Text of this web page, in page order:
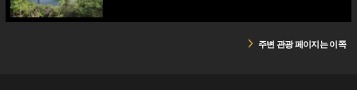
주변 관광 페이지는 이쪽